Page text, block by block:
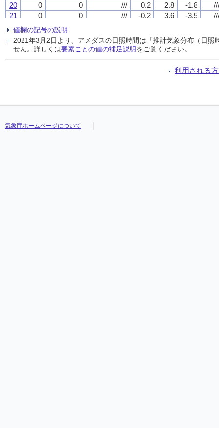
20
0 0 /// 0.2 2.8 -1.8
///
21
0 0 /// -0.2 3.6 -3.5
///
22
0
23
1 1 /// 0.2 3.8 -3.9
///
24
2 1 /// 1.8 3.7 -0.1
///
0.6 ]
///
30
0 0 /// 1.9 3.8 0.0
///
20
0 0 /// 0.2 2.8 -1.8
///
21
0 0 /// -0.2 3.6 -3.5
///
22
0
23
1 1 /// 0.2 3.8 -3.9
///
24
2 1 /// 1.8 3.7 -0.1
///
0.6 ]
///
30
0 0 /// 1.9 3.8 0.0
///
20
0 0 /// 0.2 2.8 -1.8
///
21
0 0 /// -0.2 3.6 -3.5
///
22
0
23
1 1 /// 0.2 3.8 -3.9
///
24
2 1 /// 1.8 3.7 -0.1
///
0.6 ]
///
30
0 0 /// 1.9 3.8 0.0
///
20
0 0 /// 0.2 2.8 -1.8
///
21
0 0 /// -0.2 3.6 -3.5
///
22
0
23
1 1 /// 0.2 3.8 -3.9
///
24
2 1 /// 1.8 3.7 -0.1
///
0.6 ]
///
30
0 0 /// 1.9 3.8 0.0
///
値欄の記号の説明
2021年3月2日より、アメダスの日照時間は「推計気象分布（日
せん。詳しくは要素ごとの値の補足説明をご覧ください。
利用される
気象庁ホームページについて